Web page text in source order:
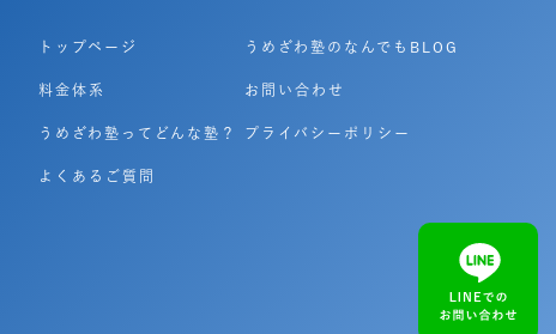
トップページ
料金体系
うめざわ塾ってどんな塾？
よくあるご質問
うめざわ塾のなんでもBLOG
お問い合わせ
プライバシーポリシー